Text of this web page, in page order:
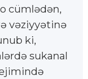
cümlədən,
vəziyyətinə
ki,
sukanal